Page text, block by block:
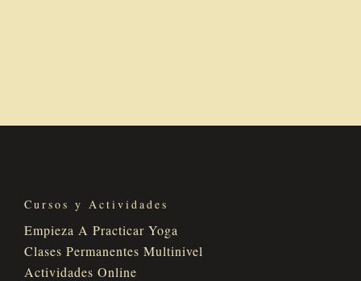
Cursos y Actividades
Empieza A Practicar Yoga
Clases Permanentes Multinivel
Actividades Online